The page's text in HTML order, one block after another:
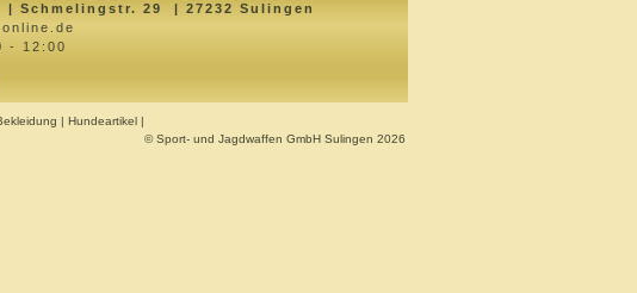
Schmelingstr. 29 | 27232 Sulingen
- 12:00
| Hundeartikel|
© Sport- und Jagdwaffen GmbH Sulingen 2026